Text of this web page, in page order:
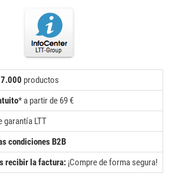
productos
* a partir de 69 €
garantía LTT
condiciones B2B
recibir la factura: ¡Compre de forma segura!